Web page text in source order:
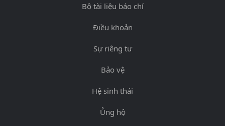
Bộ tài liệu báo chí
Điều khoản
Sự riêng tư
Bảo vệ
Hệ sinh thái
Ủng hộ